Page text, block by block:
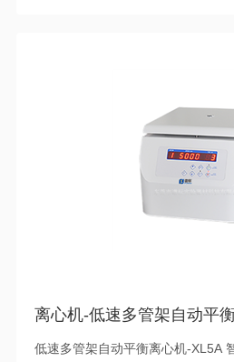
离心机-低速多管架自动平
低速多管架自动平衡离心机-XL5A